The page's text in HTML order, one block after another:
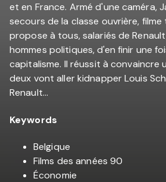
et en France. Armé d'une caméra,
secours de la classe ouvrière,
propose à tous, salariés de
hommes politiques, d'en finir une
capitalisme. Il réussit à convaincre
deux vont aller kidnapper Louis
Renault...
Keywords
Belgique
Films des années 90
Économie